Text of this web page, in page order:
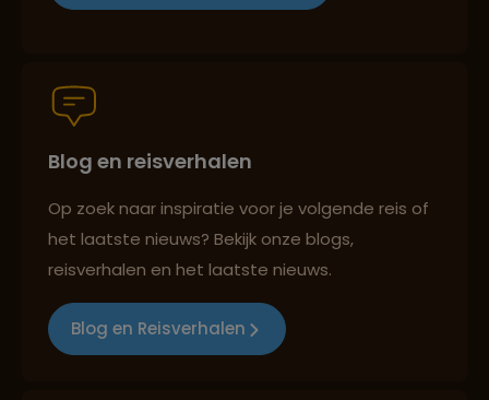
Best beoordeelde reisroutes
Reizen met oog voor mens, cultuur en milieu
Blog en reisverhalen
Op zoek naar inspiratie voor je volgende reis of
het laatste nieuws? Bekijk onze blogs,
reisverhalen en het laatste nieuws.
Blog en Reisverhalen